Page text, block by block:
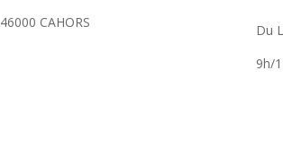
46000 CAHORS
Du
9h/